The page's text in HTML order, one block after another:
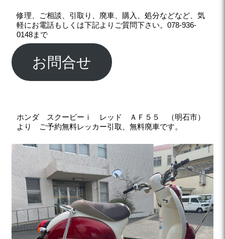
修理、ご相談、引取り、廃車、購入、処分などなど、気
軽にお電話もしくは下記よりご質問下さい。078-936-
0148まで
お問合せ
ホンダ スクーピーｉ レッド ＡＦ５５ （明石市）
より ご予約無料レッカー引取、無料廃車です。